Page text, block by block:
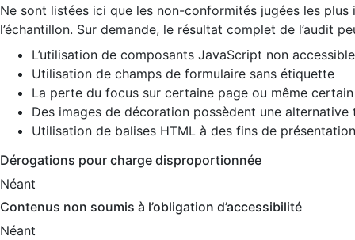
Ne sont listées ici que les non-conformités jugées les
l’échantillon. Sur demande, le résultat complet de l’audit
L’utilisation de composants JavaScript non
Utilisation de champs de formulaire sans étiquette
La perte du focus sur certaine page ou même
Des images de décoration possèdent une alternative
Utilisation de balises HTML à des fins de
Dérogations pour charge disproportionnée
Néant
Contenus non soumis à l’obligation d’accessibilité
Néant